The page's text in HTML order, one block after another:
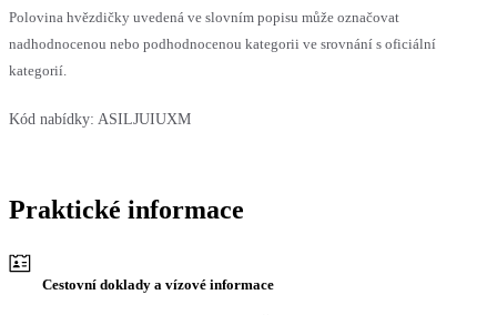
Polovina hvězdičky uvedená ve slovním popisu může označovat
nadhodnocenou nebo podhodnocenou kategorii ve srovnání s oficiální
kategorií.
Kód nabídky: ASILJUIUXM
Praktické informace
Cestovní doklady a vízové informace